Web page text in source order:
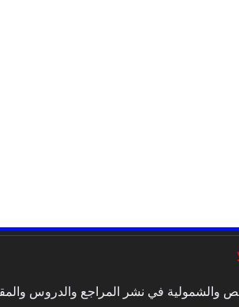
والشمولية في نشر المراجع والدروس